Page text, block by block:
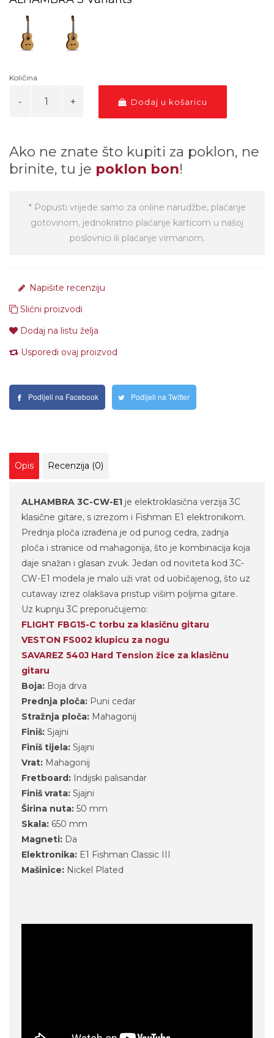
Količina
Dodaj u košaricu
Ako ne znate što kupiti za poklon, ne
brinite, tu je poklon bon!
* Popusti vrijede samo za online narudžbe, plaćanje
gotovinom, jednokratno plaćanje karticom u našoj
poslovnici ili plaćanje virmanom.
Napišite recenziju
Slični proizvodi
Dodaj na listu želja
Usporedi ovaj proizvod
Podijeli na Facebook Podijeli na Twitter
Opis Recenzija (0)
ALHAMBRA 3C-CW-E1 je elektroklasična verzija 3C
klasične gitare, s izrezom i Fishman E1 elektronikom.
Prednja ploča izrađena je od punog cedra, zadnja
ploča i stranice od mahagonija, što je kombinacija koja
daje snažan i glasan zvuk. Jedan od noviteta kod 3C-
CW-E1 modela je malo uži vrat od uobičajenog, što uz
cutaway izrez olakšava pristup višim poljima gitare.
Uz kupnju 3C preporučujemo:
FLIGHT FBG15-C torbu za klasičnu gitaru
VESTON FS002 klupicu za nogu
SAVAREZ 540J Hard Tension žice za klasičnu
gitaru
Boja: Boja drva
Prednja ploča: Puni cedar
Stražnja ploča: Mahagonij
Finiš: Sjajni
Finiš tijela: Sjajni
Vrat: Mahagonij
Fretboard: Indijski palisandar
Finiš vrata: Sjajni
Širina nuta: 50 mm
Skala: 650 mm
Magneti: Da
Elektronika: E1 Fishman Classic III
Mašinice: Nickel Plated